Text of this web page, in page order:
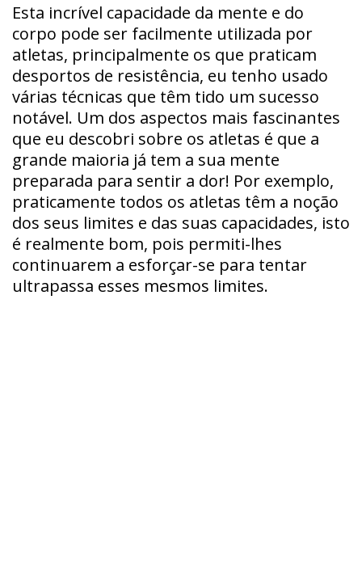
Esta incrível capacidade da mente e do
corpo pode ser facilmente utilizada por
atletas, principalmente os que praticam
desportos de resistência, eu tenho usado
várias técnicas que têm tido um sucesso
notável. Um dos aspectos mais fascinantes
que eu descobri sobre os atletas é que a
grande maioria já tem a sua mente
preparada para sentir a dor! Por exemplo,
praticamente todos os atletas têm a noção
dos seus limites e das suas capacidades, isto
é realmente bom, pois permiti-lhes
continuarem a esforçar-se para tentar
ultrapassa esses mesmos limites.